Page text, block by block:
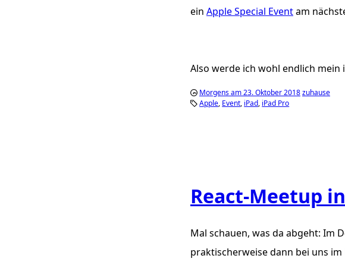
ein Apple Special Eventam
Also werde ich wohl endlich mein
Morgens am 23. Oktober 2018zuhause
Apple Event iPad iPad Pro
React-Meetup
Mal schauen, was da abgeht: Im
praktischerweise dann bei uns